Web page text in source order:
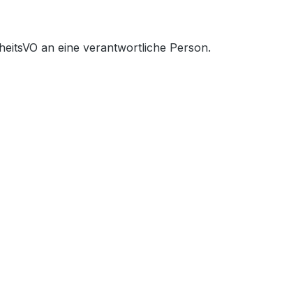
an eine verantwortliche Person.